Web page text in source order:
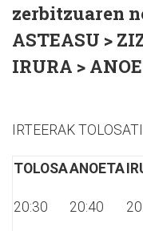
zerbitzuaren
ASTEASU >
IRURA >
IRTEERAK
TOLOSAANOETA
20:30 20:40